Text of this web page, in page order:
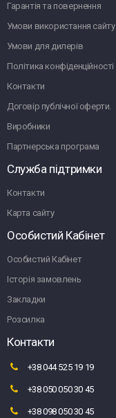
Гарантія та повернення
Умови використання сайту
Умови для дилерів
Політика конфіденційності
Контакти
Договір публічної оферти.
Виробники
Партнерська програма
Служба підтримки
Контакти
Карта сайту
Особистий Кабінет
Особистий Кабінет
Історія замовлень
Закладки
Розсилка
Контакти
+38 044 525 19 19
+38 050 050 30 45
+38 098 050 30 45